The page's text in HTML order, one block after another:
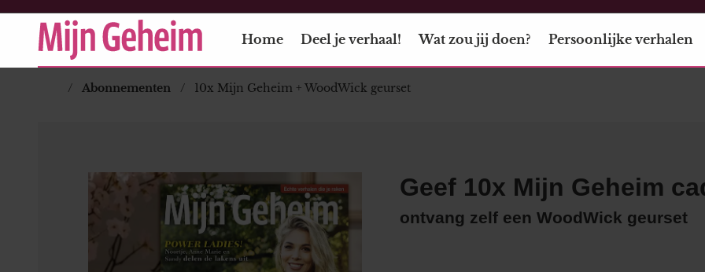
Home Deel je verhaal! Wat zou jij doen? Persoonlijke verhalen
Abonnementen 10x Mijn Geheim + WoodWick geurset
Geef 10x Mijn Geheim
ontvang zelf een WoodWick geurset